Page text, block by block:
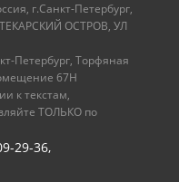
г.Санкт-Петербург,
ОСТРОВ, УЛ
Петербург, Торфяная
67Н
к текстам,
ТОЛЬКО по
29-36,